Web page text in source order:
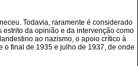
Todavia, raramente é considerado
da opinião e da intervenção como
ao nazismo, o apoio crítico à
o final de 1935 e julho de 1937, de onde